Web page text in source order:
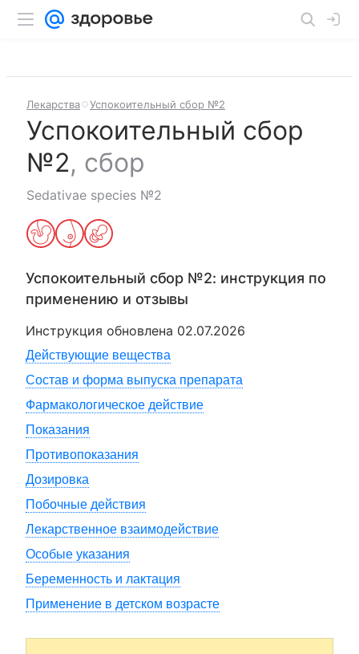
Лекарства Успокоительный сбор №2
Успокоительный сбор
№2, сбор
Sedativae species №2
Успокоительный сбор №2: инструкция по
применению и отзывы
Инструкция обновлена 02.07.2026
Действующие вещества
Состав и форма выпуска препарата
Фармакологическое действие
Показания
Противопоказания
Дозировка
Побочные действия
Лекарственное взаимодействие
Особые указания
Беременность и лактация
Применение в детском возрасте